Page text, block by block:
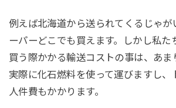
例えば北海道から送られてくるじゃが
ーパーどこでも買えます。しかし私た
買う際かかる輸送コストの事は、あま
実際に化石燃料を使って運びますし、
人件費もかかります。